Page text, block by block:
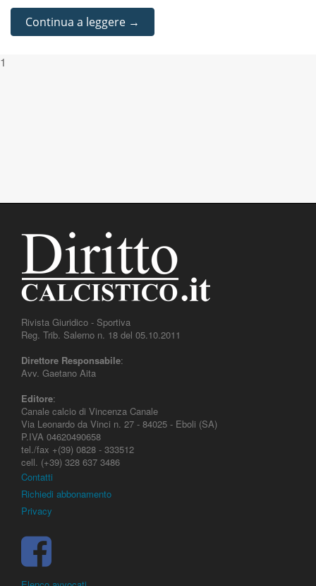
Continua a leggere →
1
Rivista Giuridico - Sportiva
Reg. Trib. Salerno n. 18 del 05.10.2011
Direttore Responsabile:
Avv. Gaetano Aita
Editore:
Canale calcio di Vincenza Canale
Via Leonardo da Vinci n. 27 - 84025 - Eboli (SA)
P.IVA 04620490658
tel./fax +(39) 0828 - 333512
cell. (+39) 328 637 3486
Contatti
Richiedi abbonamento
Privacy